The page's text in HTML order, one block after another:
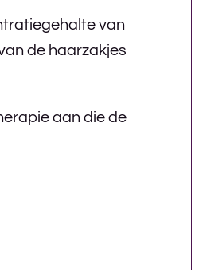
van
de haarzakjes
aan die de